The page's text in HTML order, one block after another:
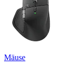
Mäuse